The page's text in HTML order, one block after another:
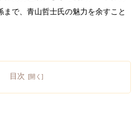
まで、青山哲士氏の魅力を余すこと
目次